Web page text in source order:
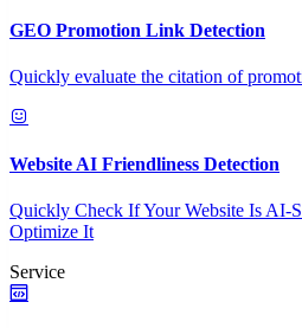
GEO Promotion Link Detection
Quickly evaluate the citation of
Website AI Friendliness Detection
Quickly Check If Your Website Is AI-
Optimize It
Service